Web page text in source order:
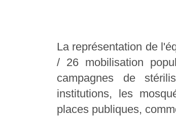
La représentation de
/ 26 mobilisation
campagnes de
institutions, les
places publiques,